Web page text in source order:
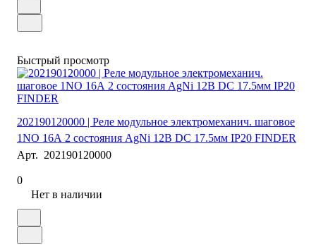
Быстрый просмотр
202190120000 | Реле модульное электромеханич. шаговое
1NO 16А 2 состояния AgNi 12В DC 17.5мм IP20 FINDER
Арт. 202190120000
0
Нет в наличии